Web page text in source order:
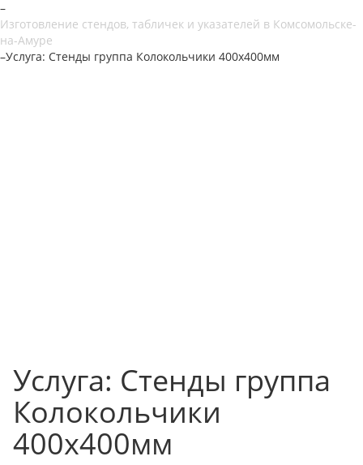
–
Изготовление стендов, табличек и указателей в Комсомольске-
на-Амуре
–Услуга: Стенды группа Колокольчики 400х400мм
Услуга: Стенды группа
Колокольчики
400х400мм